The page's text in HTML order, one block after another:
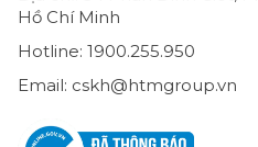
Hồ Chí Minh
Hotline: 1900.255.950
Email: cskh@htmgroup.vn